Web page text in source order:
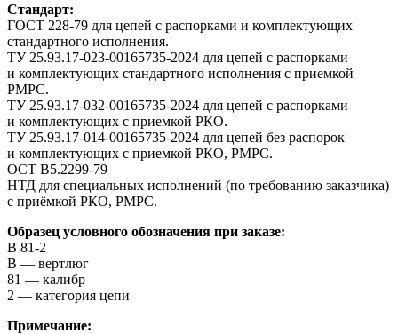
Стандарт:
ГОСТ 228-79 для цепей с распорками и комплектующих
стандартного исполнения.
ТУ 25.93.17-023-00165735-2024 для цепей с распорками
и комплектующих стандартного исполнения с приемкой
РМРС.
ТУ 25.93.17-032-00165735-2024 для цепей с распорками
и комплектующих с приемкой РКО.
ТУ 25.93.17-014-00165735-2024 для цепей без распорок
и комплектующих с приемкой РКО, РМРС.
ОСТ В5.2299-79
НТД для специальных исполнений (по требованию заказчика)
с приёмкой РКО, РМРС.
Образец условного обозначения при заказе:
В 81-2
В — вертлюг
81 — калибр
2 — категория цепи
Примечание: